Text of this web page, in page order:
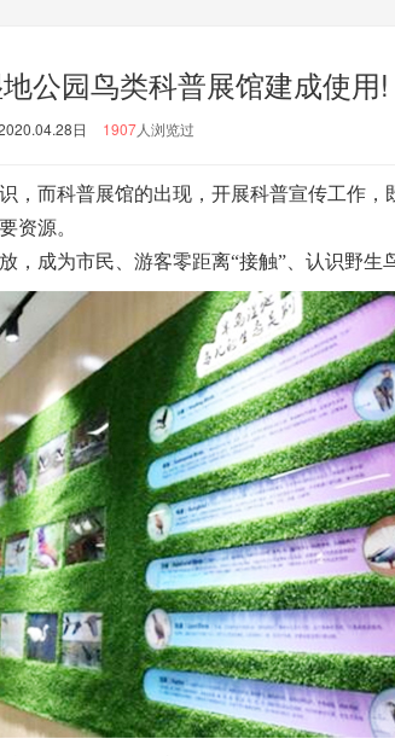
公园鸟类科普展馆建成使用!
日 1907人浏览过
而科普展馆的出现，开展科普宣传工作，
资源。
为市民、游客零距离“接触”、认识野生